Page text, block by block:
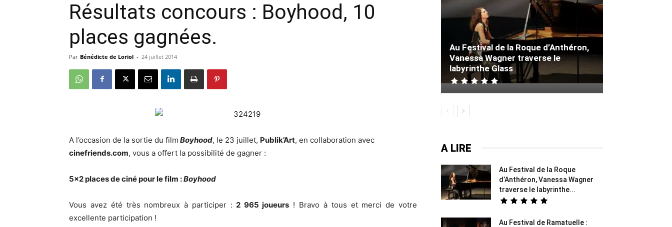
Résultats concours : Boyhood, 10
places gagnées.
Par Bénédicte de Loriol - 24 juillet 2014
A l’occasion de la sortie du film Boyhood, le 23 juillet, Publik’Art, en collaboration avec
cinefriends.com, vous a offert la possibilité de gagner :
5×2 places de ciné pour le film :Boyhood
Vous avez été très nombreux à participer : 2 965 joueurs ! Bravo à tous et merci de votre
excellente participation !
Au Festival de la Roque d’Anthéron,
Vanessa Wagner traverse le
labyrinthe Glass
A LIRE
Au Festival de la Roque
d’Anthéron, Vanessa Wagner
traverse le labyrinthe...
Au Festival de Ramatuelle :